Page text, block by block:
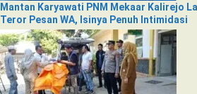
Mantan Karyawati PNM Mekaar Kalirejo
Teror Pesan WA, Isinya Penuh Intimidasi